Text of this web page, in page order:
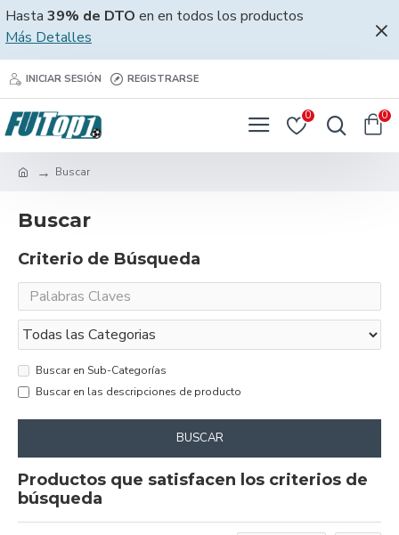
Hasta 39% de DTO en en todos los productos
Más Detalles
INICIAR SESIÓN REGISTRARSE
0 0
Buscar
Buscar
Criterio de Búsqueda
Buscar en Sub-Categorías
Buscar en las descripciones de producto
BUSCAR
Productos que satisfacen los criterios de
búsqueda